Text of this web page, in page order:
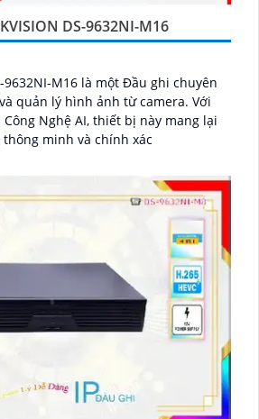
DS-9632NI-M16
M16 là một Đầu ghi chuyên
quản lý hình ảnh từ camera. Với
Nghệ AI, thiết bị này mang lại
minh và chính xác